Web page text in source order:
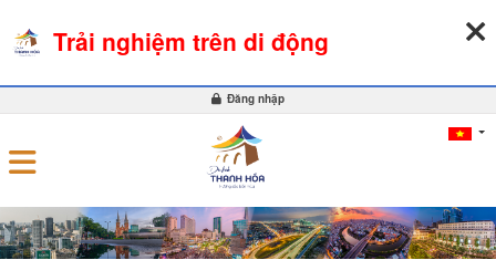
Đăng nhập
Trải nghiệm trên di động